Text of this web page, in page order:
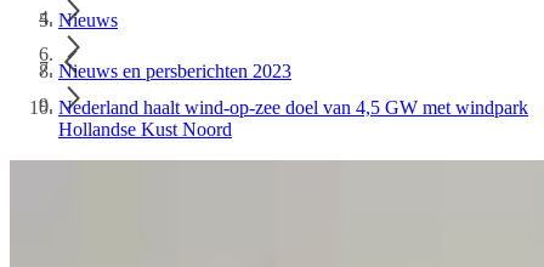
Nieuws
Nieuws en persberichten 2023
Nederland haalt wind-op-zee doel van 4,5 GW met windpark
Hollandse Kust Noord